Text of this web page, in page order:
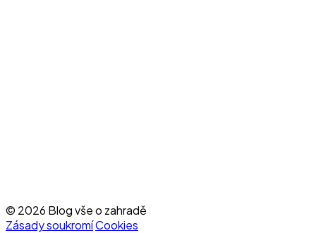
© 2026 Blog vše o zahradě
Zásady soukromíCookies